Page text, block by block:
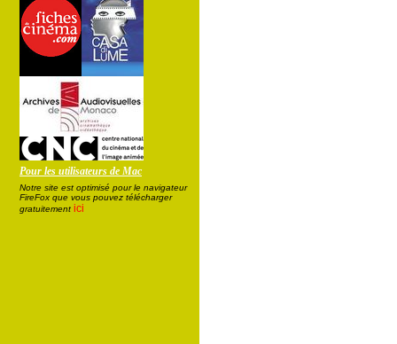
Pour les utilisateurs de Mac
Notre site est optimisé pour le navigateur
FireFox que vous pouvez télécharger
gratuitement ici